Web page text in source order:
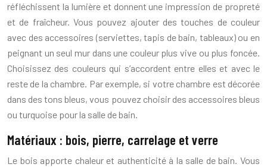
réfléchissent la lumière et donnent une impression de propreté
et de fraîcheur. Vous pouvez ajouter des touches de couleur
avec des accessoires (serviettes, tapis de bain, tableaux) ou en
peignant un seul mur dans une couleur plus vive ou plus foncée.
Choisissez des couleurs qui s’accordent entre elles et avec le
reste de la chambre. Par exemple, si votre chambre est décorée
dans des tons bleus, vous pouvez choisir des accessoires bleus
ou turquoise pour la salle de bain.
Matériaux : bois, pierre, carrelage et verre
Le bois apporte chaleur et authenticité à la salle de bain. Vous